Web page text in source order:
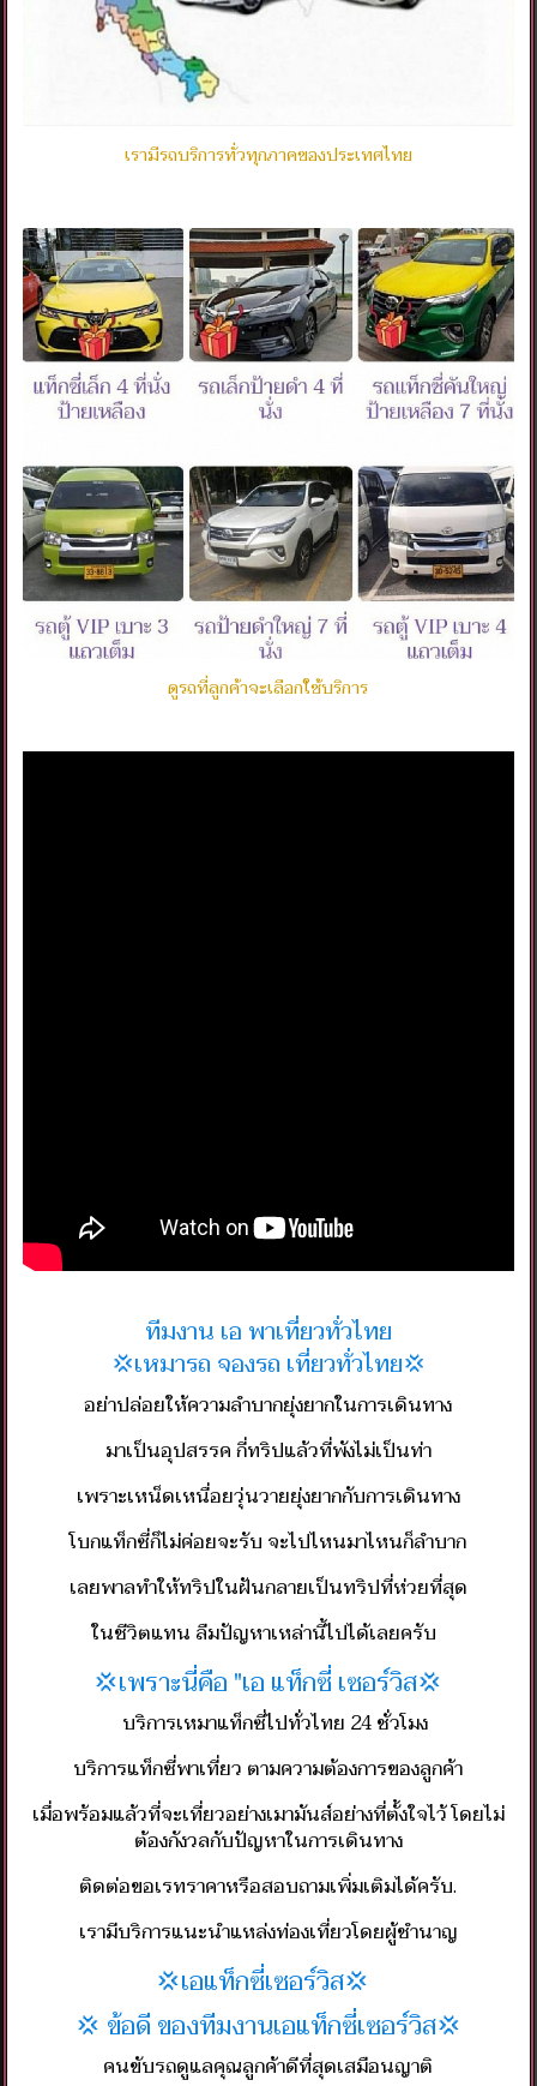
เรามีรถบริการทั่วทุกภาคของประเทศไทย
ดูรถที่ลูกค้าจะเลือกใช้บริการ
ทีมงาน เอ พาเที่ยวทั่วไทย
💢เหมารถ จองรถ เที่ยวทั่วไทย💢
อย่าปล่อยให้ความลำบากยุ่งยากในการเดินทาง
มาเป็นอุปสรรค ​กี่ทริปแล้วที่พังไม่เป็นท่า
เพราะเหน็ดเหนื่อยวุ่นวายยุ่งยากกับการเดินทาง
โบกแท็กซี่ก็ไม่ค่อยจะรับ จะไปไหนมาไหนก็ลำบาก​
เลยพาลทำให้ทริปในฝันกลายเป็น​ทริปที่ห่วยที่สุด
ในชีวิตแทน ลืมปัญหาเหล่านี้ไปได้เลยครับ​
💢เพราะนี่คือ​ "เอ แท็กซี่ เซอร์วิส💢
บริการเหมาแท็กซี่ไปทั่วไทย 24 ชั่วโมง​
บริการแท็กซี่พาเที่ยว ตามความต้องการของลูกค้า
เมื่อพร้อมแล้วที่จะเที่ยวอย่างเมามันส์อย่างที่ตั้งใจไว้​ โดยไม่
ต้องกังวลกับปัญหาในการเดินทาง
ติดต่อขอเรทราคา​หรือสอบถามเพิ่มเติมได้ครับ.
เรามีบริการแนะนำแหล่งท่องเที่ยวโดยผู้ชำนาญ
💢เอแท็กซี่เซอร์วิส💢
💢 ข้อดี ของทีมงานเอแท็กซี่เซอร์วิส💢
คนขับรถดูแลคุณลูกค้าดีที่สุดเสมือนญาติ